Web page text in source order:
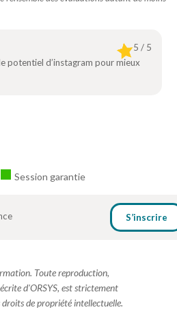
5 / 5
potentiel d’instagram pour mieux
Session garantie
S’inscrire
Toute reproduction,
d'ORSYS, est strictement
de propriété intellectuelle.